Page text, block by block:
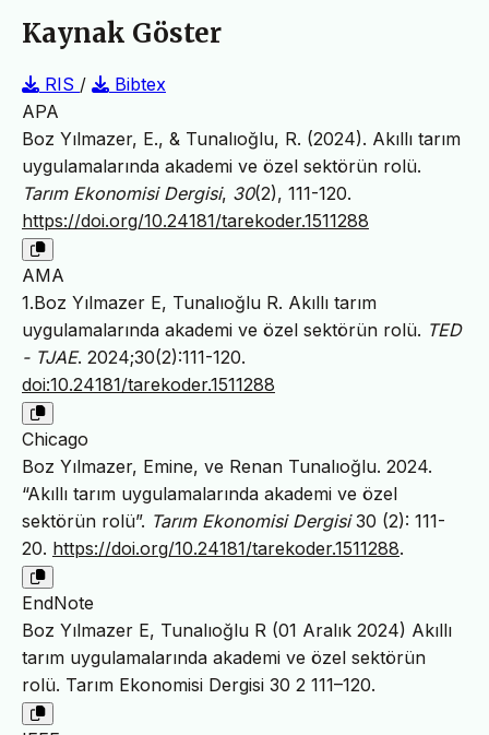
Kaynak Göster
RIS /
Bibtex
APA
Boz Yılmazer, E., & Tunalıoğlu, R. (2024). Akıllı tarım
uygulamalarında akademi ve özel sektörün rolü.
Tarım Ekonomisi Dergisi, 30(2), 111-120.
https://doi.org/10.24181/tarekoder.1511288
AMA
1.Boz Yılmazer E, Tunalıoğlu R. Akıllı tarım
uygulamalarında akademi ve özel sektörün rolü. TED
- TJAE. 2024;30(2):111-120.
doi:10.24181/tarekoder.1511288
Chicago
Boz Yılmazer, Emine, ve Renan Tunalıoğlu. 2024.
“Akıllı tarım uygulamalarında akademi ve özel
sektörün rolü”. Tarım Ekonomisi Dergisi30 (2): 111-
20. https://doi.org/10.24181/tarekoder.1511288.
EndNote
Boz Yılmazer E, Tunalıoğlu R (01 Aralık 2024) Akıllı
tarım uygulamalarında akademi ve özel sektörün
rolü. Tarım Ekonomisi Dergisi 30 2 111–120.